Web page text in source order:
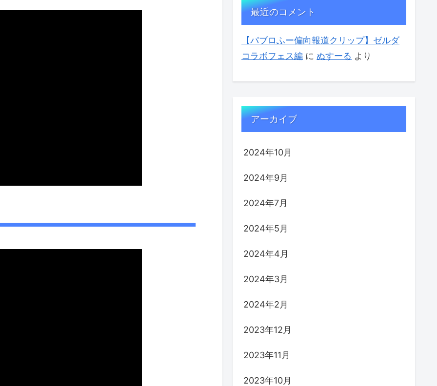
最近のコメント
【パブロふー偏向報道クリップ】ゼルダ
コラボフェス編 に ぬすーる より
アーカイブ
2024年10月
2024年9月
2024年7月
2024年5月
2024年4月
2024年3月
2024年2月
2023年12月
2023年11月
2023年10月